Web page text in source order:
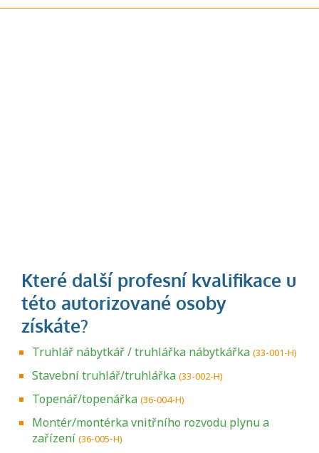
Truhlář nábytkář / truhlářka nábytkářka (33-001-H)
Stavební truhlář/truhlářka (33-002-H)
Topenář/topenářka (36-004-H)
Montér/montérka vnitřního rozvodu plynu a
zařízení (36-005-H)